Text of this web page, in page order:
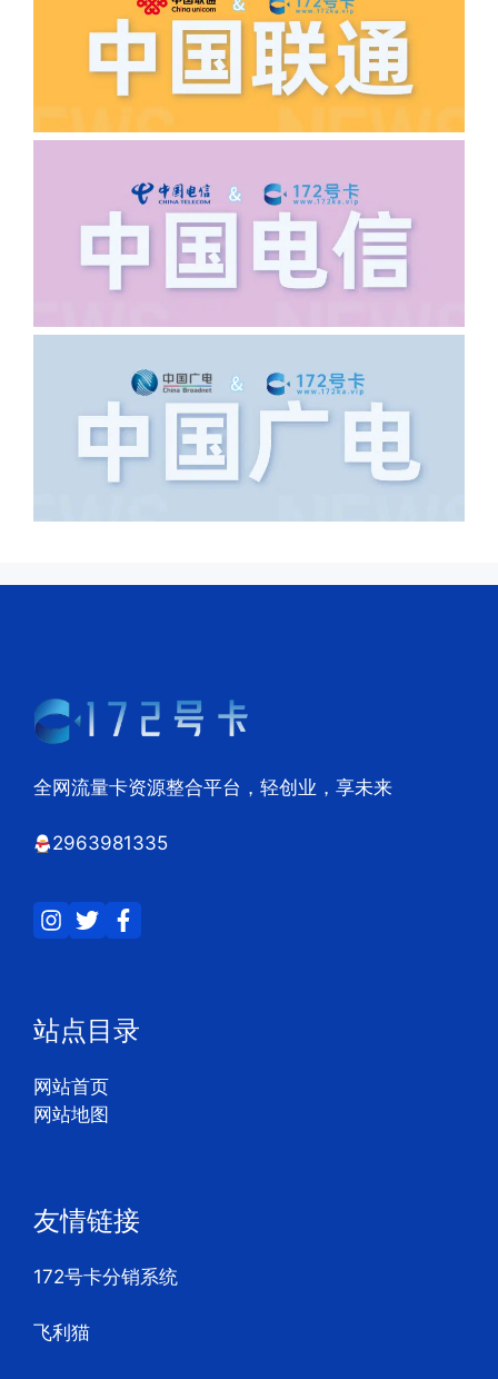
如以上都正常就联系平台客服单独查询。
·6.领卡时详细地址怎么写容易通过审核?
答:不要低于6个字。详细地址不要写带有
浦东新区北京路33号，这样的地址就会
导致订单失败，因为在系统审核看来你在
上海怎么又写了个北京，不知道你在哪
里，所以直接订单失败。
全网流量卡资源整合平台，轻创业，享未来
2963981335
站点目录
网站首页
网站地图
友情链接
172号卡分销系统
飞利猫